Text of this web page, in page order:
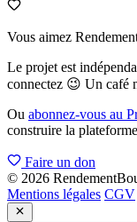
Vous aimez
Le projet est
connectez 😉 Un café
Ou abonnez-vous au
construire la
Faire un don
© 2026
Mentions légales CGV